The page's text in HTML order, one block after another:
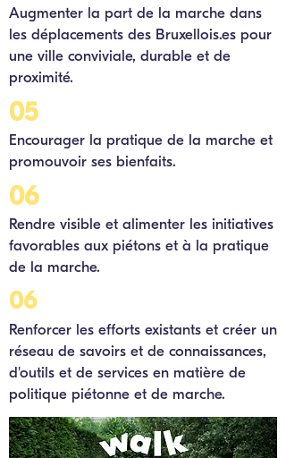
Augmenter la part de la marche dans
les déplacements des Bruxellois.es pour
une ville conviviale, durable et de
proximité.
05
Encourager la pratique de la marche et
promouvoir ses bienfaits.
06
Rendre visible et alimenter les initiatives
favorables aux piétons et à la pratique
de la marche.
06
Renforcer les efforts existants et créer un
réseau de savoirs et de connaissances,
d'outils et de services en matière de
politique piétonne et de marche.